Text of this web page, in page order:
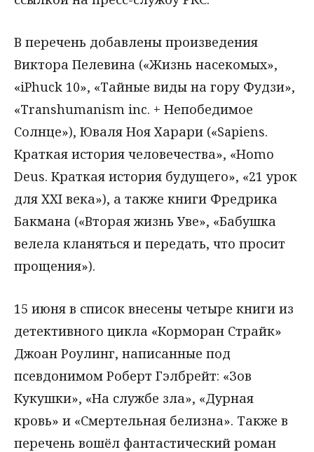
В перечень добавлены произведения
Виктора Пелевина («Жизнь насекомых»,
«iPhuck 10», «Тайные виды на гору Фудзи»,
«Transhumanism inc. + Непобедимое
Солнце»), Юваля Ноя Харари («Sapiens.
Краткая история человечества», «Homo
Deus. Краткая история будущего», «21 урок
для XXI века»), а также книги Фредрика
Бакмана («Вторая жизнь Уве», «Бабушка
велела кланяться и передать, что просит
прощения»).
15 июня в список внесены четыре книги из
детективного цикла «Корморан Страйк»
Джоан Роулинг, написанные под
псевдонимом Роберт Гэлбрейт: «Зов
Кукушки», «На службе зла», «Дурная
кровь» и «Смертельная белизна». Также в
перечень вошёл фантастический роман